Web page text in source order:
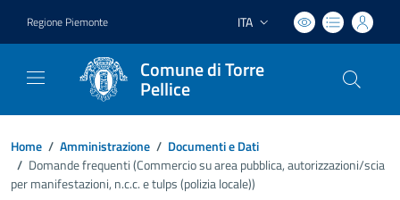
Regione Piemonte Lingua attiva:
ITA
Comune di Torre
Pellice
Home / Amministrazione / Documenti e Dati
/ Domande frequenti (Commercio su area pubblica, autorizzazioni/scia
per manifestazioni, n.c.c. e tulps (polizia locale))